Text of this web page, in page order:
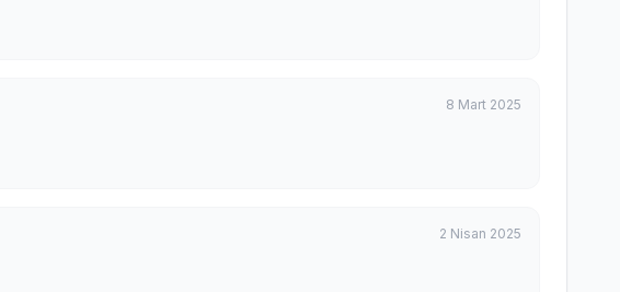
8 Mart 2025
2 Nisan 2025